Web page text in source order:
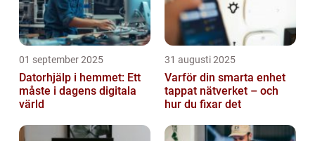
01 september 2025
Datorhjälp i hemmet: Ett
måste i dagens digitala
värld
31 augusti 2025
Varför din smarta enhet
tappat nätverket – och
hur du fixar det